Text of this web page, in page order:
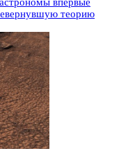
впервые
теорию